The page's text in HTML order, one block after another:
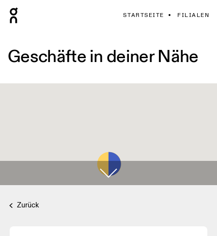
STARTSEITE FILIALEN
Geschäfte in deiner Nähe
Zurück